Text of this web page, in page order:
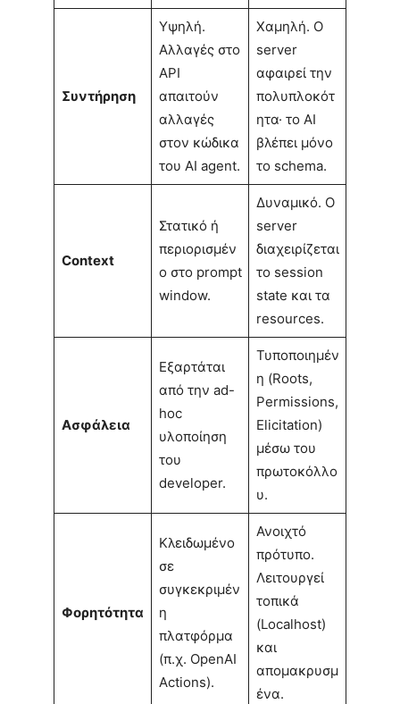
Συντήρηση
Υψηλή.
Αλλαγές στο
API
απαιτούν
αλλαγές
στον κώδικα
του AI agent.
Χαμηλή. Ο
server
αφαιρεί την
πολυπλοκότ
ητα· το AI
βλέπει μόνο
το schema.
Context
Στατικό ή
περιορισμέν
ο στο prompt
window.
Δυναμικό. Ο
server
διαχειρίζεται
το session
state και τα
resources.
Ασφάλεια
Εξαρτάται
από την ad-
hoc
υλοποίηση
του
developer.
Τυποποιημέν
η (Roots,
Permissions,
Elicitation)
μέσω του
πρωτοκόλλο
υ.
Φορητότητα
Κλειδωμένο
σε
συγκεκριμέν
η
πλατφόρμα
(π.χ. OpenAI
Actions).
Ανοιχτό
πρότυπο.
Λειτουργεί
τοπικά
(Localhost)
και
απομακρυσμ
ένα.